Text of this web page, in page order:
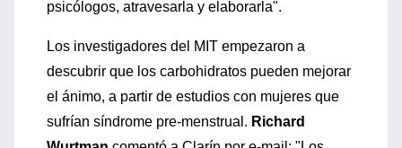
psicólogos, atravesarla y elaborarla".
Los investigadores del MIT empezaron a
descubrir que los carbohidratos pueden mejorar
el ánimo, a partir de estudios con mujeres que
sufrían síndrome pre-menstrual. Richard